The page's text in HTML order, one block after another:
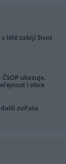
létě zabíjí život
ukazuje,
i obce
zvířata